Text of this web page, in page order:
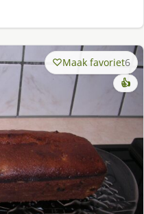
Maak favoriet6
👍